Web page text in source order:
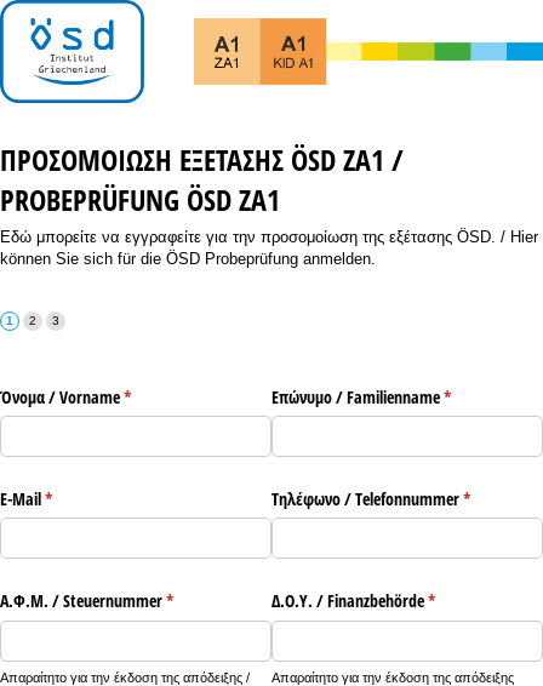
ΠΡΟΣΟΜΟΙΩΣΗ ΕΞΕΤΑΣΗΣ ÖSD ZA1 /
PROBEPRÜFUNG ÖSD ZA1
Εδώ μπορείτε να εγγραφείτε για την προσομοίωση της εξέτασης ÖSD. / Hier
können Sie sich für die ÖSD Probeprüfung anmelden.
Όνομα /​ Vorname*
(υποχρεωτικό) Επώνυμο /​ Familienname*
(υποχρεωτικό)
E-Mail*
(υποχρεωτικό) Τηλέφωνο /​ Telefonnummer*
Α.Φ.Μ. /​ Steuernummer*
(υποχρεωτικό)
Απαραίτητο για την έκδοση της απόδειξης /
Δ.Ο.Υ. /​ Finanzbehörde*
(υποχρεωτικό)
Απαραίτητο για την έκδοση της απόδειξης